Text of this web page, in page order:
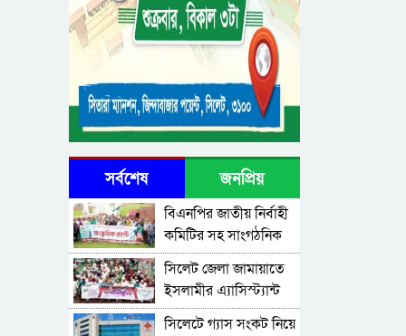
সর্বশেষ জনপ্রিয়
বিএনপির জাতীয় নির্বাহী
কমিটির সহ সাংগঠনিক
সম্পাদক মিফতাহ্
সিদ্দিকী বলেছেন
সিলেট জেলা জামায়াতে
ইসলামীর এ্যাসিস্ট্যান্ট
সেক্রেটারী অধ্যক্ষ নজরুল
সিলেটে গ্যাস সংকট নিয়ে